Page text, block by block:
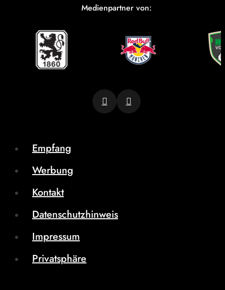
Medienpartner von:
Empfang
Werbung
Kontakt
Datenschutzhinweis
Impressum
Privatsphäre